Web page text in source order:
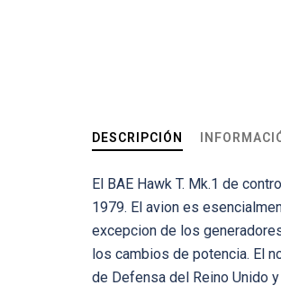
DESCRIPCIÓN
El BAE Hawk T. Mk.1 de
1979. El avion es
excepcion de los
los cambios de potencia. El
de Defensa del Reino Unido